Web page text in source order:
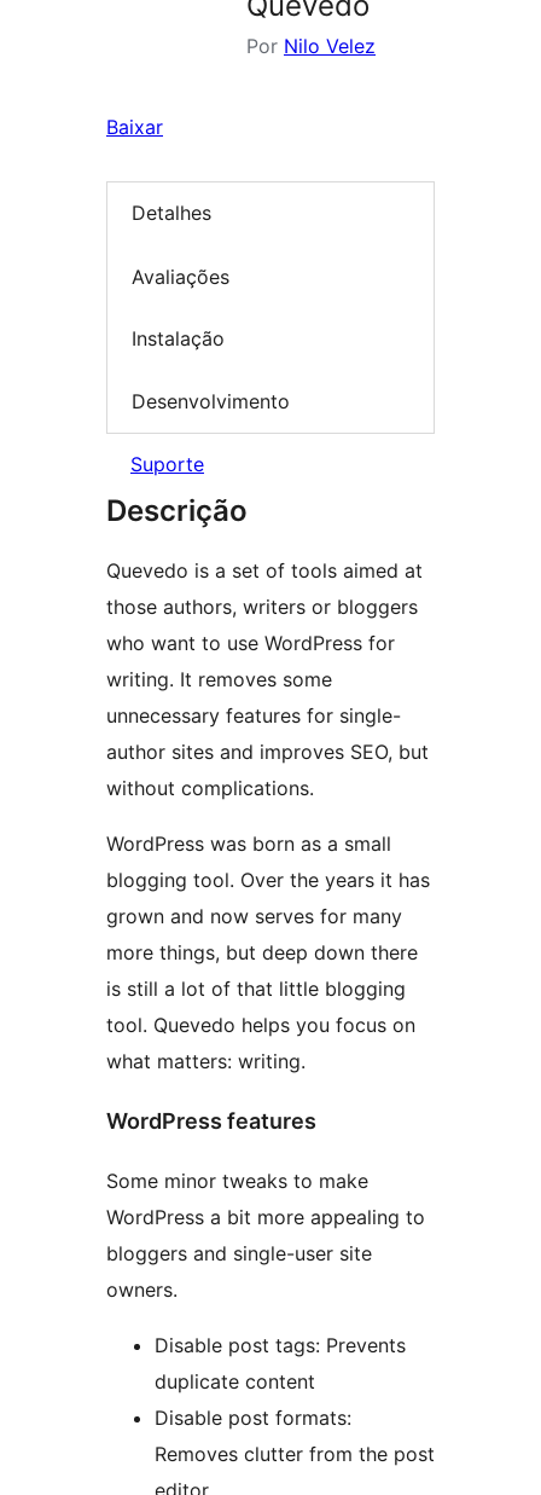
Por Nilo Velez
Baixar
Detalhes
Avaliações
Instalação
Desenvolvimento
Suporte
Descrição
Quevedo is a set of tools aimed at
those authors, writers or bloggers
who want to use WordPress for
writing. It removes some
unnecessary features for single-
author sites and improves SEO, but
without complications.
WordPress was born as a small
blogging tool. Over the years it has
grown and now serves for many
more things, but deep down there
is still a lot of that little blogging
tool. Quevedo helps you focus on
what matters: writing.
WordPress features
Some minor tweaks to make
WordPress a bit more appealing to
bloggers and single-user site
owners.
Disable post tags: Prevents
duplicate content
Disable post formats:
Removes clutter from the post